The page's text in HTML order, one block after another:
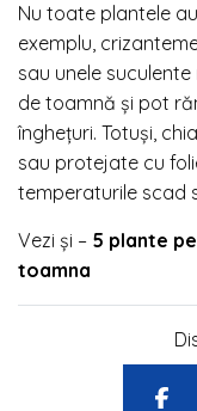
Nu toate plantele
exemplu,
sau unele
de toamnă și pot
înghețuri. Totuși,
sau protejate cu
temperaturile scad
Vezi și – 5 plante
toamna